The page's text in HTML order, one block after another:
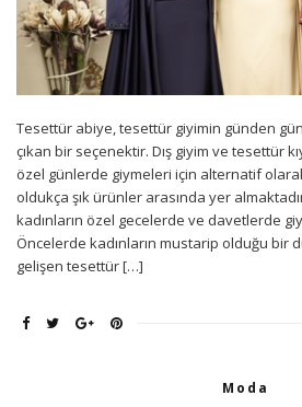
Tesettür abiye, tesettür giyimin günden
çıkan bir seçenektir. Dış giyim ve tesettür
özel günlerde giymeleri için alternatif
oldukça şık ürünler arasında yer
kadınların özel gecelerde ve davetlerde
Öncelerde kadınların mustarip olduğu bir
gelişen tesettür […]
Moda